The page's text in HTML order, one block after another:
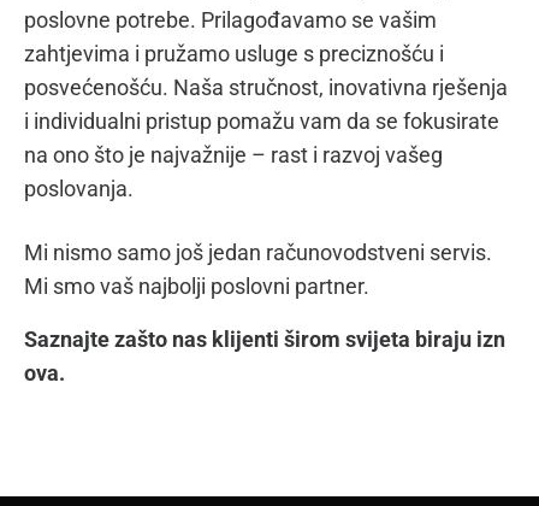
poslovne potrebe. Prilagođavamo se vašim
zahtjevima i pružamo usluge s preciznošću i
posvećenošću. Naša stručnost, inovativna rješenja
i individualni pristup pomažu vam da se fokusirate
na ono što je najvažnije – rast i razvoj vašeg
poslovanja.
Mi nismo samo još jedan računovodstveni servis.
Mi smo vaš najbolji poslovni partner.
Saznajte zašto nas klijenti širom svijeta biraju izn
ova.